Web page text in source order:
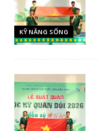
KỸ NĂNG SỐNG